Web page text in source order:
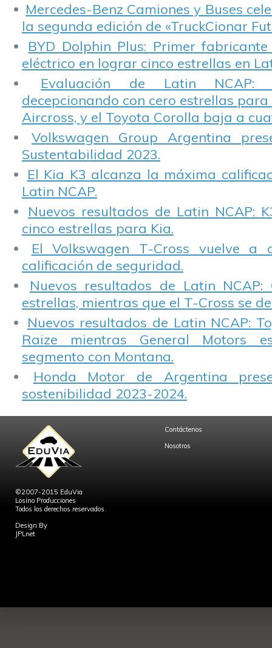
Mercedes-Benz Camiones y Buses
la segunda edición de «TruckCionar
BYD Dolphin Plus: Primer
eléctrico en lograr cinco estrellas en
Evaluación de Latin NCAP:
decepcionando con cero estrellas para
Aircross, y el Toyota Corolla baja a
Volkswagen Group Argentina
Sustentabilidad 2023.
El Kia K3 alcanza la máxima
Latin NCAP.
Nuevos resultados de Latin NCAP:
cinco estrellas para Kia.
El Volkswagen T-Cross vuelve a
calificación de seguridad.
Nuevos resultados de Latin NCAP:
estrellas, mientras que el T-Cross se
Nuevos resultados de Latin NCAP:
Raize mientras General Motors
segmento con Montana.
Honda Motor de Argentina
sostenibilidad 2023-2024.
©2007-2015 EduVia
Losino Producciones
Todos los derechos reservados.
Design By
JPLnet
Contáctenos
Nosotros